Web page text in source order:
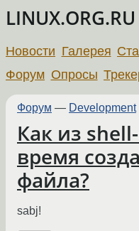
LINUX.ORG.RU
Новости Галерея
Форум Опросы
Форум — Development
Как из
время
файла?
sabj!